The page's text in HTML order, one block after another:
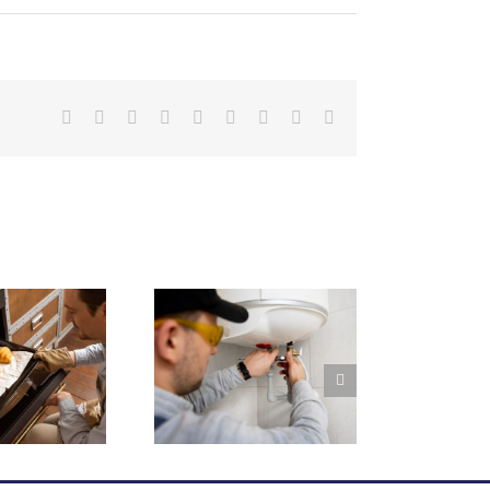
Facebook Reddit LinkedInWhatsApp
TumblrPinterest
clave en
de
¿ómo
su
vida?